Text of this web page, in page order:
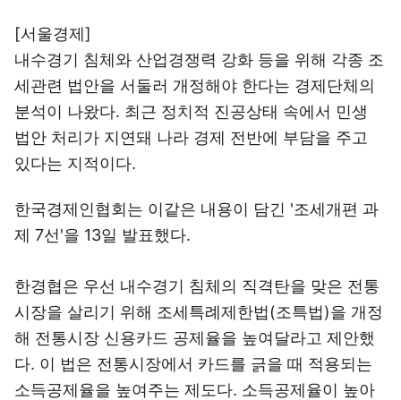
[서울경제]
내수경기 침체와 산업경쟁력 강화 등을 위해 각종 조
세관련 법안을 서둘러 개정해야 한다는 경제단체의
분석이 나왔다. 최근 정치적 진공상태 속에서 민생
법안 처리가 지연돼 나라 경제 전반에 부담을 주고
있다는 지적이다.
한국경제인협회는 이같은 내용이 담긴 '조세개편 과
제 7선'을 13일 발표했다.
한경협은 우선 내수경기 침체의 직격탄을 맞은 전통
시장을 살리기 위해 조세특례제한법(조특법)을 개정
해 전통시장 신용카드 공제율을 높여달라고 제안했
다. 이 법은 전통시장에서 카드를 긁을 때 적용되는
소득공제율을 높여주는 제도다. 소득공제율이 높아